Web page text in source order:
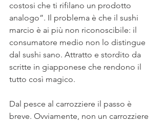
costosi che ti rifilano un prodotto
analogo”. Il problema è che il sushi
marcio è ai più non riconoscibile: il
consumatore medio non lo distingue
dal sushi sano. Attratto e stordito da
scritte in giapponese che rendono il
tutto così magico.
Dal pesce al carrozziere il passo è
breve. Ovviamente, non un carrozziere